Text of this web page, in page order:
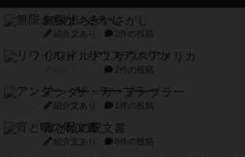
無限まちがいさがし
紹介文あり 2件の投稿
リワイルド：サウスアメリカ
2件の投稿
アンダー・ザ・テーブラー
紹介文あり 1件の投稿
宵と暁の呪文書
紹介文あり 8件の投稿